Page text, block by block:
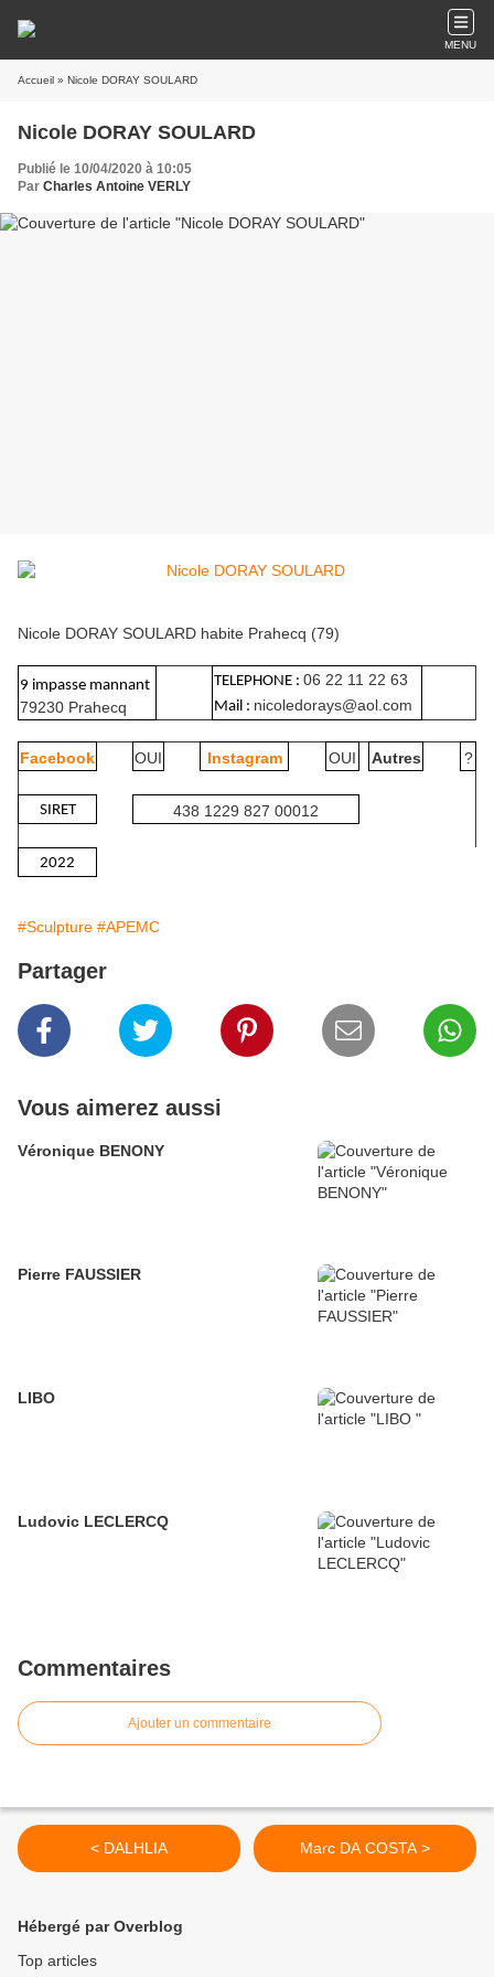
MENU
Accueil » Nicole DORAY SOULARD
Nicole DORAY SOULARD
Publié le 10/04/2020 à 10:05
Par Charles Antoine VERLY
Nicole DORAY SOULARD habite Prahecq (79)
9 impasse mannant
79230 Prahecq
TELEPHONE : 06 22 11 22 63
Mail : nicoledorays@aol.com
Facebook OUI Instagram OUI Autres ?
SIRET 438 1229 827 00012
2022
#Sculpture #APEMC
Partager
Vous aimerez aussi
Véronique BENONY
Pierre FAUSSIER
LIBO
Ludovic LECLERCQ
Commentaires
Ajouter un commentaire
< DALHLIA Marc DA COSTA >
Hébergé par Overblog
Top articles